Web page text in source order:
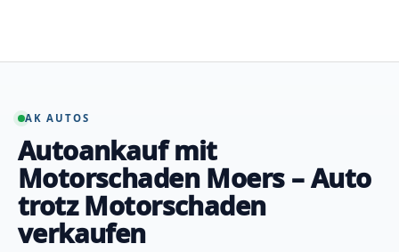
springen
AK AUTOS
Autoankauf mit
Motorschaden Moers – Auto
trotz Motorschaden
verkaufen